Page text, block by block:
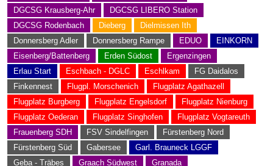
DGCSG Krausberg-Ahr
DGCSG LIBERO Station
DGCSG Rodenbach
Dieberg
Dielmissen Ith
Donnersberg Adler
Donnersberg Rampe EDUO
EINKORN
Eisenberg/Battenberg
Erden Südost
Ergenzingen
Erlau Start
Eschbach - DGLC Eschlkam
FG Daidalos
Finkennest
Flugpl. Morschenich
Flugplatz Agathazell
Flugplatz Burgberg
Flugplatz Engelsdorf
Flugplatz Nienburg
Flugplatz Oederan
Flugplatz Singhofen
Flugplatz Vogtareuth
Frauenberg SDH
FSV Sindelfingen
Fürstenberg Nord
Fürstenberg Süd
Gabersee
Garl. Brauneck LGGF
Geba - Träbes
Graach Südwest
Granada